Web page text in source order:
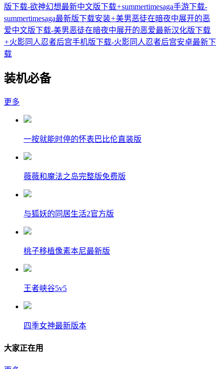
版下载-欲神幻想最新中文版下载+summertimesaga手游下载-
summertimesaga最新版下载安装+美男恶徒在暗夜中展开的恶
爱中文版下载-美男恶徒在暗夜中展开的恶爱最新汉化版下载
+火影同人忍者后宫手机版下载-火影同人忍者后宫安卓最新下
载
装机必备
更多
一按就能时停的怀表巴比伦直装版
薇薇和魔法之岛完整版免费版
与狐妖的同居生活2官方版
桃子移植像素本尼最新版
王者峡谷5v5
四季女神最新版本
大家正在用